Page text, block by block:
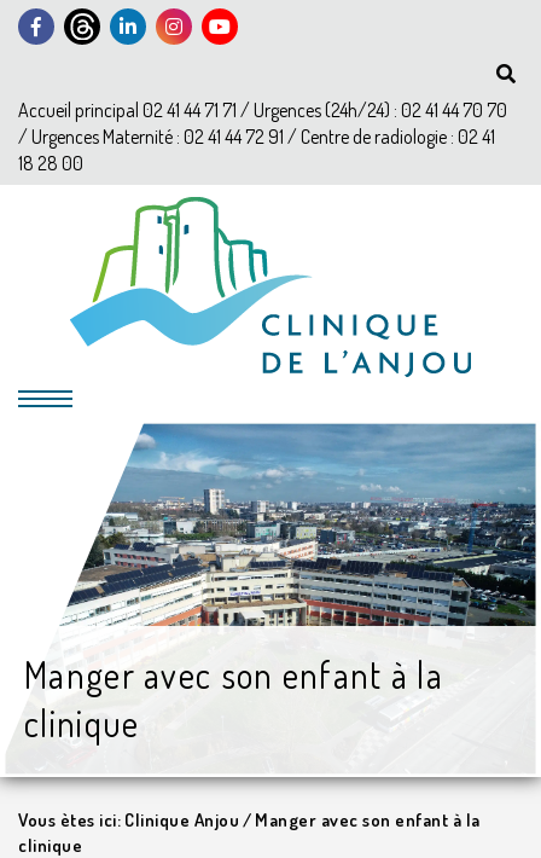
Accueil principal 02 41 44 71 71 / Urgences (24h/24) : 02 41 44 70 70
/ Urgences Maternité : 02 41 44 72 91 / Centre de radiologie : 02 41
18 28 00
Manger avec son enfant à la
clinique
Vous ètes ici: Clinique Anjou / Manger avec son enfant à la
clinique